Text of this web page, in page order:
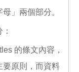
」兩個部分。
的條文內容，
要原則，而資料